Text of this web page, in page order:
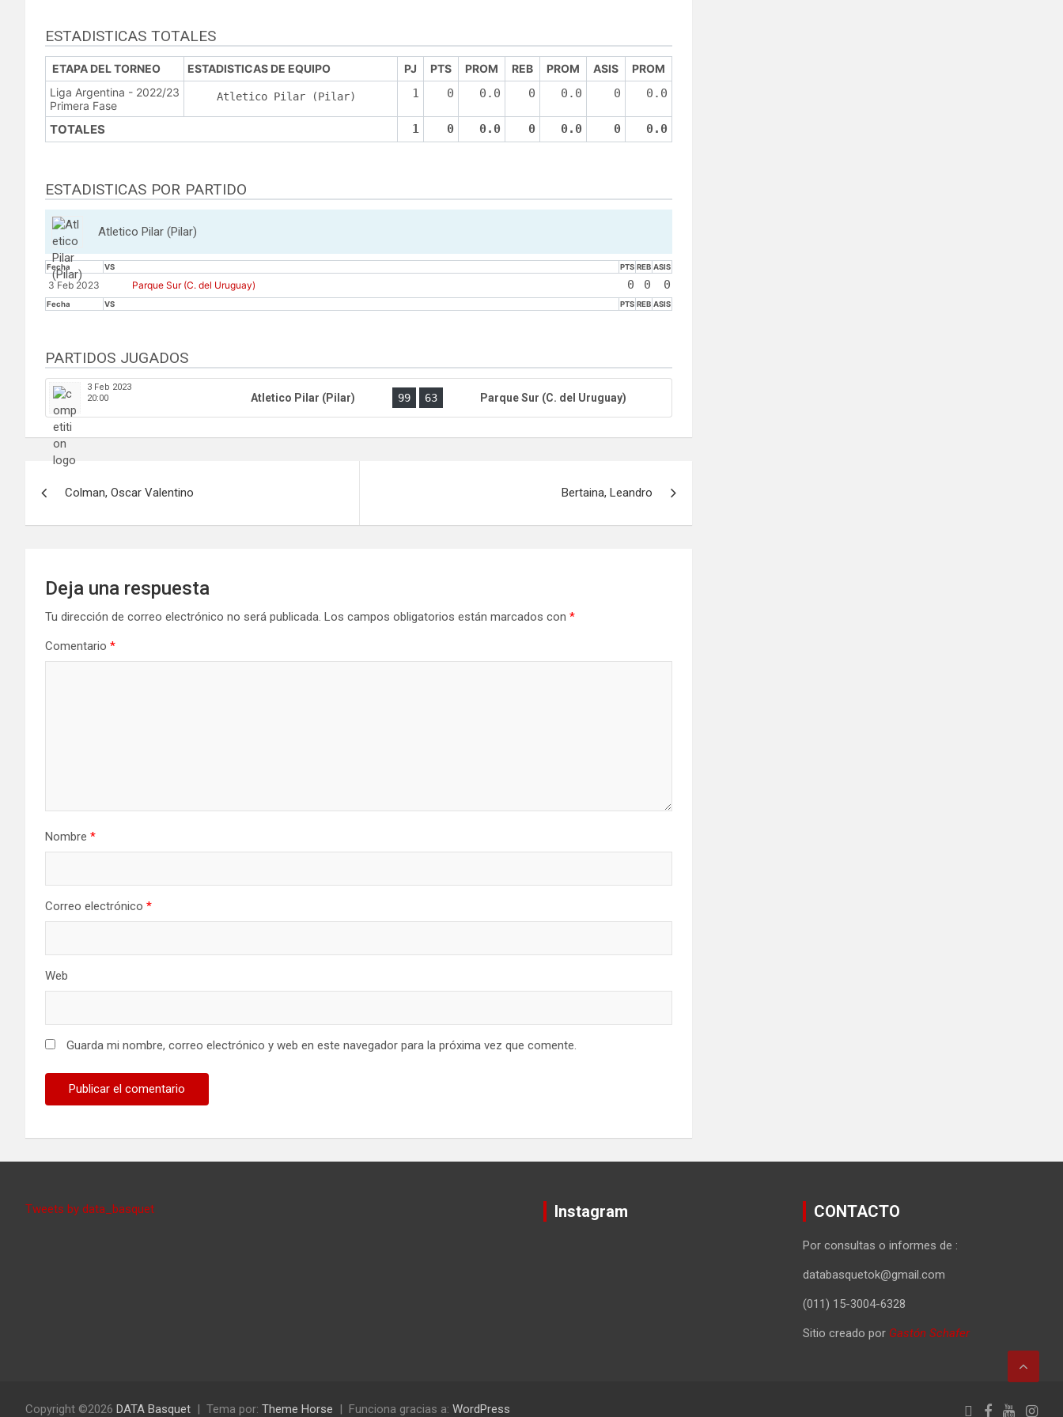
ESTADISTICAS TOTALES
ETAPA DEL TORNEO ESTADISTICAS DE EQUIPO PJ PTS PROM REB PROM ASIS
PROM
Liga Argentina - 2022/23
Primera Fase
Atletico Pilar (Pilar) 1 0 0.0 0 0.0 0 0.0
TOTALES 1 0 0.0 0 0.0 0 0.0
ESTADISTICAS POR PARTIDO
Atletico Pilar (Pilar)
Fecha VS PTS REB ASIS
3 Feb 2023 Parque Sur (C. del Uruguay) 0 0 0
Fecha VS PTS REB ASIS
PARTIDOS JUGADOS
3 Feb 2023
20:00
Atletico Pilar (Pilar) 99 63 Parque Sur (C. del Uruguay)
Navegación
Colman, Oscar Valentino Bertaina, Leandro
Deja una respuesta
Tu dirección de correo electrónico no será publicada. Los campos obligatorios están marcados con *
Comentario *
Nombre *
Correo electrónico *
Web
Guarda mi nombre, correo electrónico y web en este navegador para la próxima vez que comente.
Tweets by data_basquet Instagram CONTACTO
Por consultas o informes de :
databasquetok@gmail.com
(011) 15-3004-6328
Sitio creado por Gastón Schafer
Copyright ©2026 DATA Basquet Tema por: Theme Horse Funciona gracias a: WordPress